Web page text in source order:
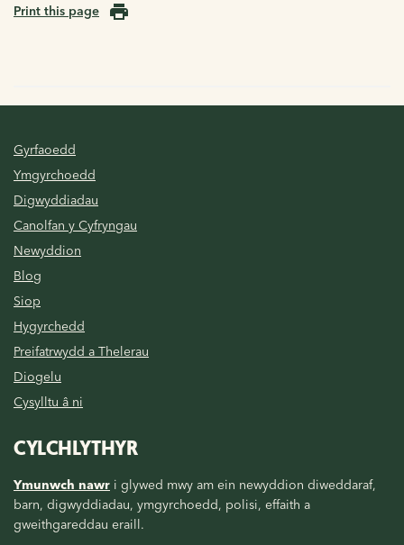
Print this page
Gyrfaoedd
Ymgyrchoedd
Digwyddiadau
Canolfan y Cyfryngau
Newyddion
Blog
Siop
Hygyrchedd
Preifatrwydd a Thelerau
Diogelu
Cysylltu â ni
CYLCHLYTHYR
Ymunwch nawr i glywed mwy am ein newyddion diweddaraf,
barn, digwyddiadau, ymgyrchoedd, polisi, effaith a
gweithgareddau eraill.